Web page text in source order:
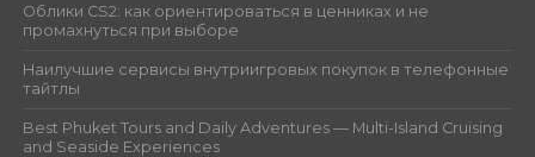
Облики CS2: как ориентироваться в ценниках и не
промахнуться при выборе
Наилучшие сервисы внутриигровых покупок в телефонные
тайтлы
Best Phuket Tours and Daily Adventures — Multi-Island Cruising
and Seaside Experiences